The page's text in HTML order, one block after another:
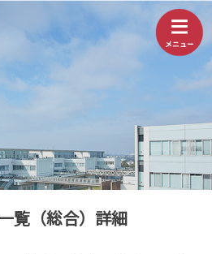
覧（総合）詳細